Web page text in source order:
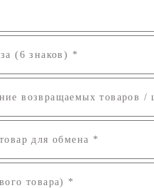
(6 знаков) *
возвращаемых товаров /
для обмена *
товара) *